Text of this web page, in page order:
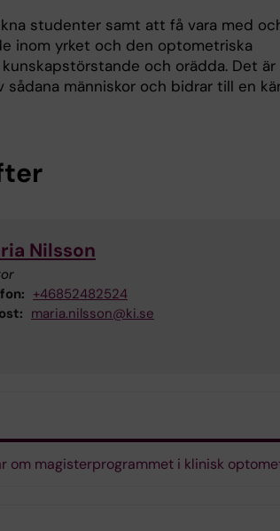
studenter samt att få vara med
inom yrket och den optometriska
och orädda. Det är
människor och bidrar till en
Nilsson
+46852482524
maria.nilsson@ki.se
om magisterprogrammet i klinisk